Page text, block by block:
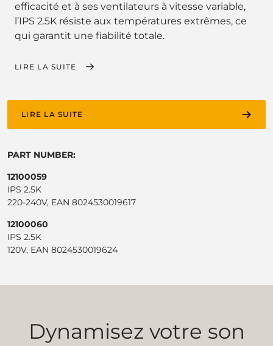
efficacité et à ses ventilateurs à vitesse variable,
l’IPS 2.5K résiste aux températures extrêmes, ce
qui garantit une fiabilité totale.
LIRE LA SUITE
LIRE LA SUITE
PART NUMBER:
12100059
IPS 2.5K
220-240V, EAN 8024530019617
12100060
IPS 2.5K
120V, EAN 8024530019624
Dynamisez votre son